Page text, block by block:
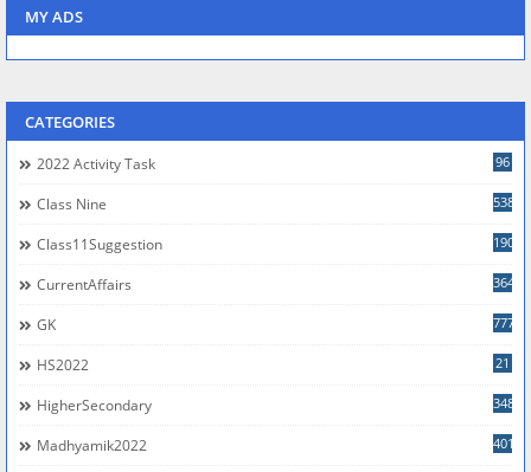
MY ADS
CATEGORIES
2022 Activity Task 96
Class Nine 538
Class11Suggestion 190
CurrentAffairs 364
GK 777
HS2022 21
HigherSecondary 348
Madhyamik2022 401